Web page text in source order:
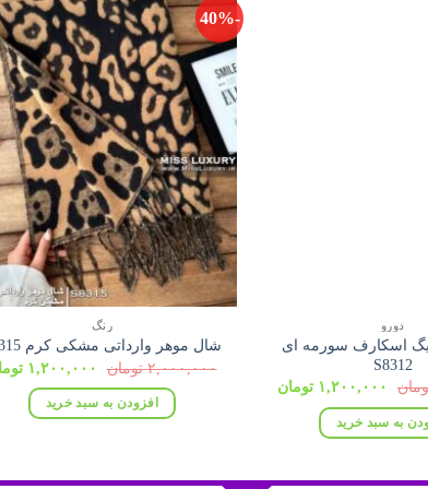
دورو
اسکارف سورمه ای
S8312
قیمت
۲,۰۰۰,۰۰۰ تومان
بود.
۱,۲۰۰,۰۰۰ تومانقیمت
به سبد خرید
-40%
رنگ
شال موهر وارداتی مشکی کرم S8315
۲,۰۰۰,۰۰۰ تومان
قیمت
اصلی:
۲,۰۰۰,۰۰۰
بود.
۱,۲۰۰,۰۰۰
افزودن به سبد خرید